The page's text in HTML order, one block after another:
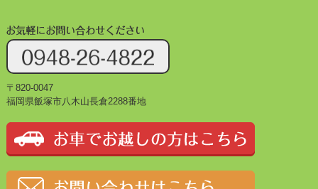
〒820-0047
福岡県飯塚市八木山長倉2288番地